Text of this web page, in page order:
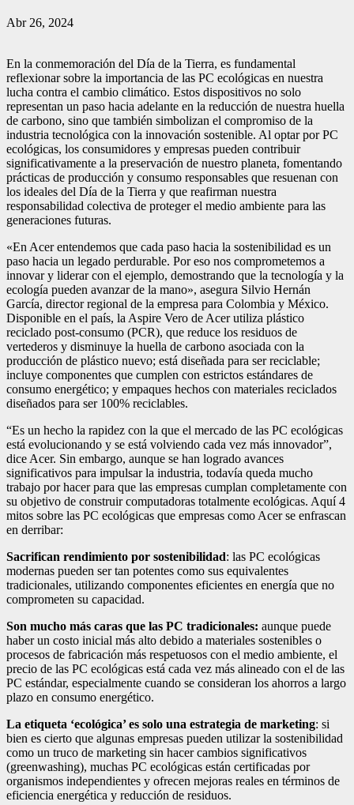
Abr 26, 2024
En la conmemoración del Día de la Tierra, es fundamental
reflexionar sobre la importancia de las PC ecológicas en nuestra
lucha contra el cambio climático. Estos dispositivos no solo
representan un paso hacia adelante en la reducción de nuestra huella
de carbono, sino que también simbolizan el compromiso de la
industria tecnológica con la innovación sostenible. Al optar por PC
ecológicas, los consumidores y empresas pueden contribuir
significativamente a la preservación de nuestro planeta, fomentando
prácticas de producción y consumo responsables que resuenan con
los ideales del Día de la Tierra y que reafirman nuestra
responsabilidad colectiva de proteger el medio ambiente para las
generaciones futuras.
«En Acer entendemos que cada paso hacia la sostenibilidad es un
paso hacia un legado perdurable. Por eso nos comprometemos a
innovar y liderar con el ejemplo, demostrando que la tecnología y la
ecología pueden avanzar de la mano», asegura Silvio Hernán
García, director regional de la empresa para Colombia y México.
Disponible en el país, la Aspire Vero de Acer utiliza plástico
reciclado post-consumo (PCR), que reduce los residuos de
vertederos y disminuye la huella de carbono asociada con la
producción de plástico nuevo; está diseñada para ser reciclable;
incluye componentes que cumplen con estrictos estándares de
consumo energético; y empaques hechos con materiales reciclados
diseñados para ser 100% reciclables.
“Es un hecho la rapidez con la que el mercado de las PC ecológicas
está evolucionando y se está volviendo cada vez más innovador”,
dice Acer. Sin embargo, aunque se han logrado avances
significativos para impulsar la industria, todavía queda mucho
trabajo por hacer para que las empresas cumplan completamente con
su objetivo de construir computadoras totalmente ecológicas. Aquí 4
mitos sobre las PC ecológicas que empresas como Acer se enfrascan
en derribar:
Sacrifican rendimiento por sostenibilidad: las PC ecológicas
modernas pueden ser tan potentes como sus equivalentes
tradicionales, utilizando componentes eficientes en energía que no
comprometen su capacidad.
Son mucho más caras que las PC tradicionales: aunque puede
haber un costo inicial más alto debido a materiales sostenibles o
procesos de fabricación más respetuosos con el medio ambiente, el
precio de las PC ecológicas está cada vez más alineado con el de las
PC estándar, especialmente cuando se consideran los ahorros a largo
plazo en consumo energético.
La etiqueta ‘ecológica’ es solo una estrategia de marketing: si
bien es cierto que algunas empresas pueden utilizar la sostenibilidad
como un truco de marketing sin hacer cambios significativos
(greenwashing), muchas PC ecológicas están certificadas por
organismos independientes y ofrecen mejoras reales en términos de
eficiencia energética y reducción de residuos.